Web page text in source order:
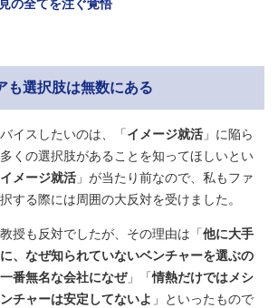
の全てを注ぐ覚悟
も選択肢は無数にある
イスしたいのは、「イメージ就活 」に陥ら
くの選択肢があることを知ってほしいとい
イメージ就活 」が当たり前なので、私もファ
する際には周囲の大反対を受けました。
授も反対でしたが、その理由は「他に大手
、なぜ知られていないベンチャーを選ぶの
番無名な会社になぜ」「情熱だけではメシ
チャーは安定してないよ 」といったもので